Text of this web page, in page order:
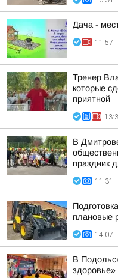
Дача -
11:57
Тренер
которые
приятной
В
праздник
11:31
плановые
14:07
В
здоровье»